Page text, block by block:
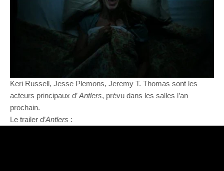
Keri Russell, Jesse Plemons, Jeremy T. Thomas sont les
acteurs principaux d’Antlers, prévu dans les salles l’an
prochain.
Le trailer d’Antlers :